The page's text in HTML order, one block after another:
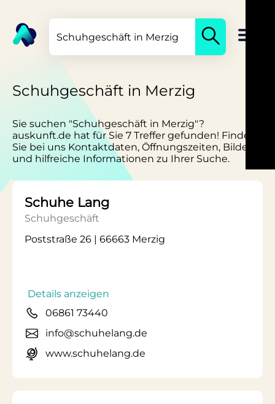
Schuhgeschäft in Merzig
Sie suchen "Schuhgeschäft in Merzig"?
auskunft.de hat für Sie 7 Treffer gefunden! Finden
Sie bei uns Kontaktdaten, Öffnungszeiten, Bilder
und hilfreiche Informationen zu Ihrer Suche.
Schuhe Lang
Schuhgeschäft
Poststraße 26 | 66663 Merzig
Details anzeigen
06861 73440
info@schuhelang.de
www.schuhelang.de